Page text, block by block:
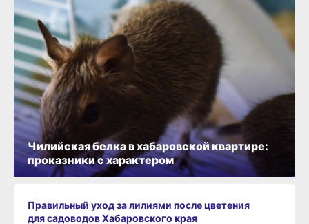
Правильный уход за лилиями после цветения
для садоводов Хабаровского края
Чилийская белка в хабаровской квартире:
проказники с характером